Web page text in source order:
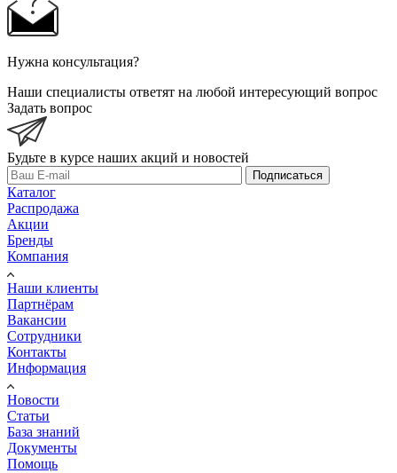
Нужна консультация?
Наши специалисты ответят на любой интересующий вопрос
Задать вопрос
Будьте в курсе наших акций и новостей
Подписаться
Каталог
Распродажа
Акции
Бренды
Компания
Наши клиенты
Партнёрам
Вакансии
Сотрудники
Контакты
Информация
Новости
Статьи
База знаний
Документы
Помощь